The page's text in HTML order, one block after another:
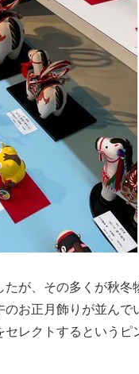
が、その多くが秋冬
お正月飾りが並んで
レクトするというピ